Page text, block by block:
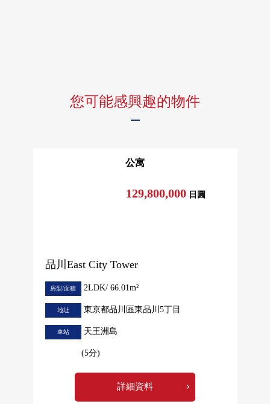
您可能感興趣的物件
公寓
品川East City Tower
129,800,000 日圓
房型/面積 2LDK/ 66.01m²
地址 東京都品川區東品川5丁目
車站 天王洲島
(5分)
詳細資料